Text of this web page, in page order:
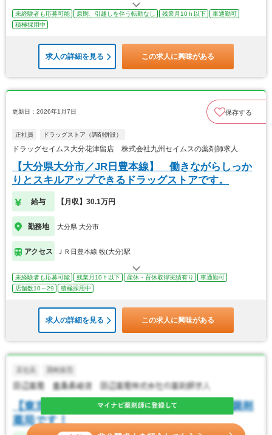
未経験者も応募可能 原則、引越しを伴う転勤なし 残業月10ｈ以下
車通勤可
積極採用中
求人の詳細を見る この求人に興味がある
更新日：2026年1月7日 保存する
正社員 ドラッグストア（調剤併設）
ドラッグセイムス大分花津留店 株式会社九州セイムスの薬剤師求人
【大分県大分市／JR日豊本線】 働きながらしっか
りとスキルアップできるドラッグストアです。
給与 【月収】30.1万円
勤務地 大分県 大分市
アクセス ＪＲ日豊本線 牧(大分)駅
未経験者も応募可能 残業月10ｈ以下 産休・育休取得実績有り
車通勤可
店舗数10～29
積極採用中
求人の詳細を見る この求人に興味がある